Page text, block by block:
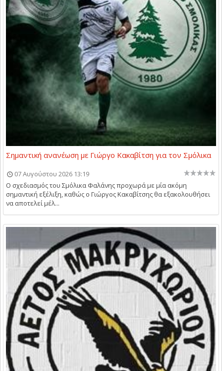
Σημαντική ανανέωση με Γιώργο Κακαβίτση για τον Σμόλικα
07 Αυγούστου 2026 13:19
Ο σχεδιασμός του Σμόλικα Φαλάνης προχωρά με μία ακόμη
σημαντική εξέλιξη, καθώς ο Γιώργος Κακαβίτσης θα εξακολουθήσει
να αποτελεί μέλ...